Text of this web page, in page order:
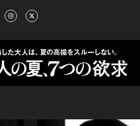
フスタイル情報